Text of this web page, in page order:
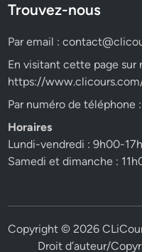
Trouvez-nous
Par email :
En visitant cette page
https://
Par numéro de téléphone
Horaires
Lundi-vendredi : 9h00-
Samedi et dimanche :
Copyright © 2026
Droit d’auteur/